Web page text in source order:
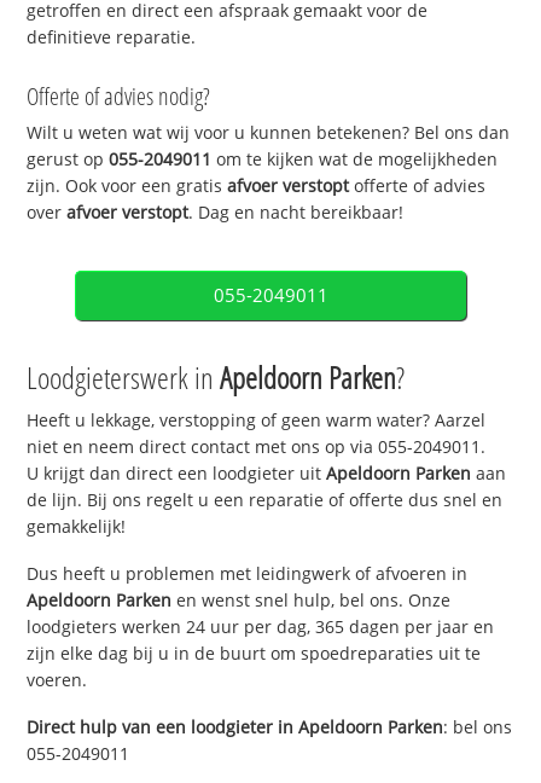
getroffen en direct een afspraak gemaakt voor de
definitieve reparatie.
Offerte of advies nodig?
Wilt u weten wat wij voor u kunnen betekenen? Bel ons dan
gerust op055-2049011 om te kijken wat de mogelijkheden
zijn. Ook voor een gratisafvoer verstoptofferte of advies
overafvoer verstopt. Dag en nacht bereikbaar!
055-2049011
Loodgieterswerk inApeldoorn Parken?
Heeft u lekkage, verstopping of geen warm water? Aarzel
niet en neem direct contact met ons op via 055-2049011.
U krijgt dan direct een loodgieter uitApeldoorn Parken aan
de lijn. Bij ons regelt u een reparatie of offerte dus snel en
gemakkelijk!
Dus heeft u problemen met leidingwerk of afvoeren in
Apeldoorn Parken en wenst snel hulp, bel ons. Onze
loodgieters werken 24 uur per dag, 365 dagen per jaar en
zijn elke dag bij u in de buurt om spoedreparaties uit te
voeren.
Direct hulp van een loodgieter inApeldoorn Parken: bel ons
055-2049011